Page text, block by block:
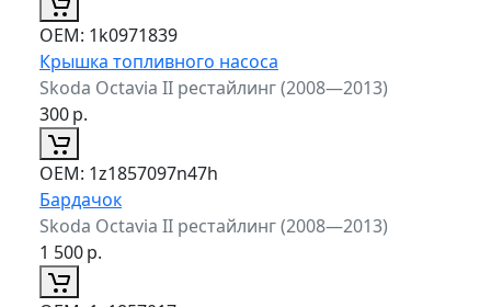
ОЕМ: 1k0971839
Крышка топливного насоса
Skoda Octavia II рестайлинг (2008—2013)
300р.
ОЕМ: 1z1857097n47h
Бардачок
Skoda Octavia II рестайлинг (2008—2013)
1 500р.